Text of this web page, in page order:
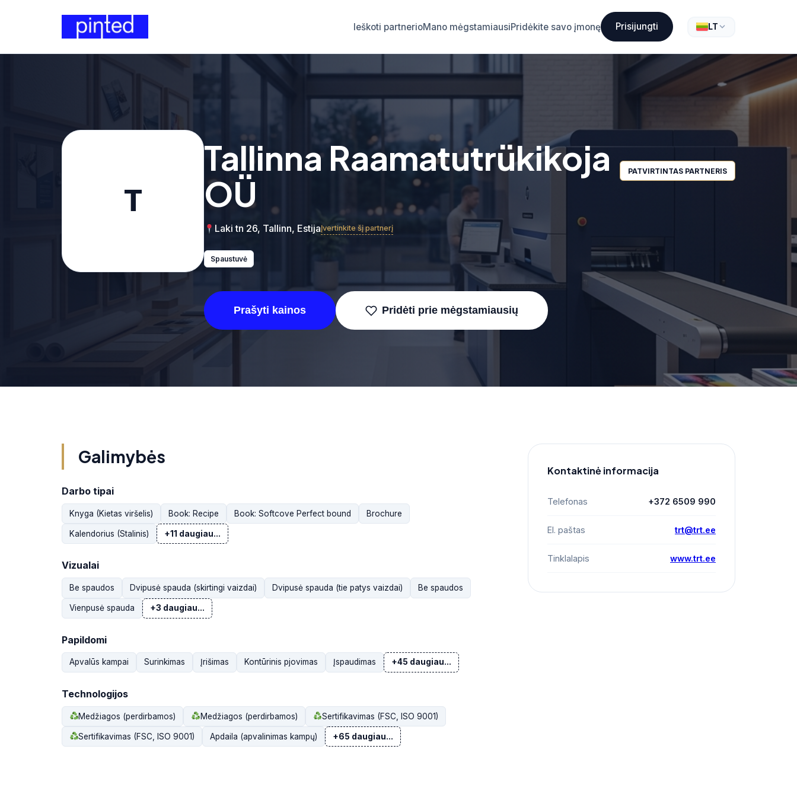
Ieškoti partnerioMano mėgstamiausiPridėkite savo įmonę Prisijungti LT
T
Tallinna Raamatutrükikoja
OÜ
PATVIRTINTAS PARTNERIS
Laki tn 26, Tallinn, EstijaĮvertinkite šį partnerį
Spaustuvė
Prašyti kainos Pridėti prie mėgstamiausių
Galimybės
Darbo tipai
Knyga (Kietas viršelis) Book: Recipe Book: Softcove Perfect bound Brochure
Kalendorius (Stalinis) +11 daugiau...
Vizualai
Be spaudos Dvipusė spauda (skirtingi vaizdai) Dvipusė spauda (tie patys vaizdai) Be spaudos
Vienpusė spauda +3 daugiau...
Papildomi
Apvalūs kampai Surinkimas Įrišimas Kontūrinis pjovimas Įspaudimas +45 daugiau...
Technologijos
Medžiagos (perdirbamos) Medžiagos (perdirbamos) Sertifikavimas (FSC, ISO 9001)
Sertifikavimas (FSC, ISO 9001) Apdaila (apvalinimas kampų) +65 daugiau...
Kontaktinė informacija
Telefonas +372 6509 990
El. paštas trt@trt.ee
Tinklalapis www.trt.ee